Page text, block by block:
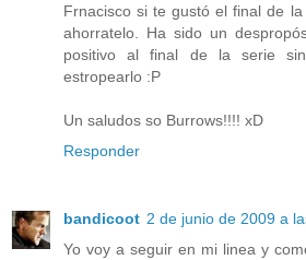
Frnacisco si te gustó el final de
ahorratelo. Ha sido un
positivo al final de la serie
estropearlo :P
Un saludos so Burrows!!!! xD
Responder
bandicoot 2 de junio de 2009 a
Yo voy a seguir en mi linea y